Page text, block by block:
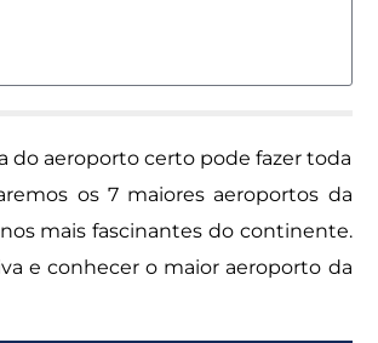
do aeroporto certo pode fazer toda
os 7 maiores aeroportos da
mais fascinantes do continente.
e conhecer o maior aeroporto da